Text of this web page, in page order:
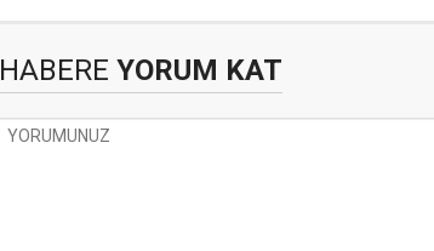
HABERE YORUM KAT